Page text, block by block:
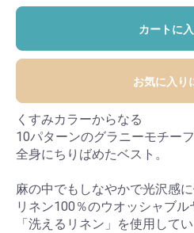
カートに
お気に入り
くすみカラーからなる
10パターンのグラニーモチー
全身にちりばめたベスト。
麻の中でもしなやかで光沢感
リネン100％のウオッシャブル
「洗えるリネン」を使用してい